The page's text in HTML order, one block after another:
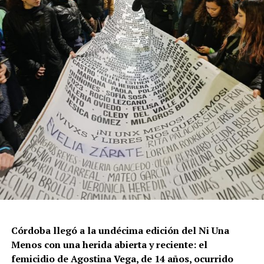
Por Francisco Pandolfi
Córdoba llegó a la undécima edición del Ni Una
Menos con una herida abierta y reciente: el
femicidio de Agostina Vega, de 14 años, ocurrido